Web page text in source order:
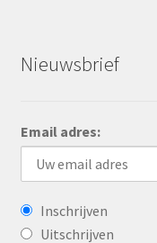
Nieuwsbrief
Email adres:
Inschrijven
Uitschrijven